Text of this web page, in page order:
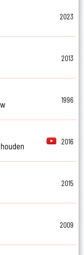
2023
2013
1996
2016
2015
2009